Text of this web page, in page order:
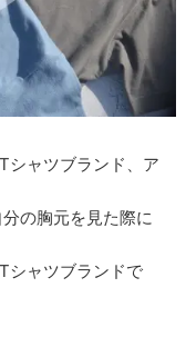
シャツブランド、ア
の胸元を見た際に
シャツブランドで